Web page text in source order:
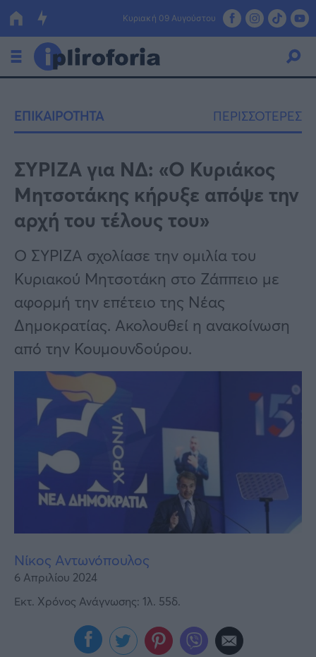
Κυριακή 09 Αυγούστου
Οικονομία
Πολιτική
Τράπεζες
Επιδοτήσεις
ΕΣΠΑ
Κόσμος
Lifestyle
Αθλητικά
Υγεία
Γυναίκα
Καιρός
ΕΠΙΚΑΙΡΟΤΗΤΑ ΠΕΡΙΣΣΟΤΕΡΕΣ
ΣΥΡΙΖΑ για ΝΔ: «Ο Κυριάκος
Μητσοτάκης κήρυξε απόψε την
αρχή του τέλους του»
Ο ΣΥΡΙΖΑ σχολίασε την ομιλία του
Κυριακού Μητσοτάκη στο Ζάππειο με
αφορμή την επέτειο της Νέας
Δημοκρατίας. Ακολουθεί η ανακοίνωση
από την Κουμουνδούρου.
Νίκος Αντωνόπουλος
6 Απριλίου 2024
Εκτ. Χρόνος Ανάγνωσης: 1λ. 55δ.